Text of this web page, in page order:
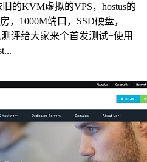
的KVM虚拟的VPS，hostus的
1000M端口，SSD硬盘，
评给大家来个首发测试+使用